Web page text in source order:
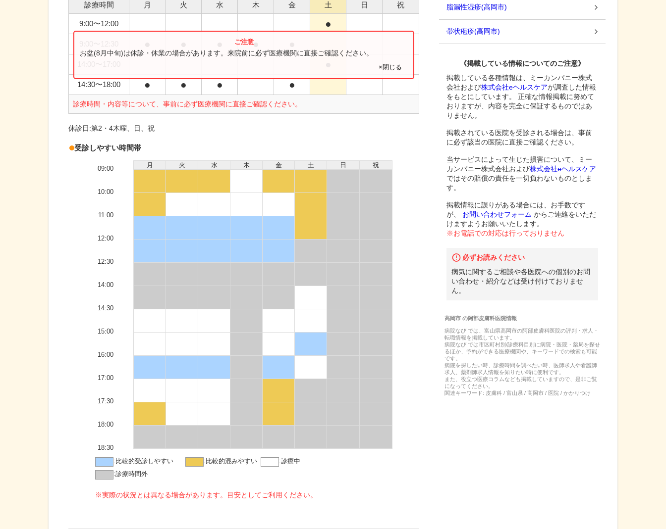
診療時間 月 火 水 木 金 土 日 祝
9:00〜12:00 ●
●
14:30〜18:00 ● ● ● ●
診療時間・内容等について、事前に必ず医療機関に直接ご確認ください。
お盆(8月中旬)は休診・休業の場合があります。来院前に必ず医療機関に直接ご確認ください。
×閉じる
休診日:第2・4木曜、日、祝
受診しやすい時間帯
月 火 水 木 金 土 日 祝
09:00
10:00
11:00
12:00
12:30
14:00
14:30
15:00
16:00
17:00
17:30
18:00
18:30
: 比較的受診しやすい : 比較的混みやすい :診療中
:診療時間外
※実際の状況とは異なる場合があります。目安としてご利用ください。
脂漏性湿疹(高岡市)
帯状疱疹(高岡市)
《掲載している情報についてのご注意》
掲載している各種情報は、ミーカンパニー株式
会社および株式会社eヘルスケアが調査した情報
をもとにしています。 正確な情報掲載に努めて
おりますが、内容を完全に保証するものではあ
りません。
掲載されている医院を受診される場合は、事前
に必ず該当の医院に直接ご確認ください。
当サービスによって生じた損害について、ミー
カンパニー株式会社および株式会社eヘルスケア
ではその賠償の責任を一切負わないものとしま
す。
掲載情報に誤りがある場合には、お手数です
が、
お問い合わせフォーム からご連絡をいただ
けますようお願いいたします。
※お電話での対応は行っておりません
必ずお読みください
病気に関するご相談や各医院への個別のお問
い合わせ・紹介などは受け付けておりませ
ん。
高岡市の阿部皮膚科医院情報
病院なび では、 富山県高岡市の阿部皮膚科医院の評判・求人・
転職情報を掲載しています。
病院なび では市区町村別/診療科目別に病院・医院・薬局を探せ
るほか、予約ができる医療機関や、キーワードでの検索も可能
です。
病院を探したい時、診療時間を調べたい時、医師求人や看護師
求人、薬剤師求人情報を知りたい時に便利です。
また、役立つ医療コラムなども掲載していますので、是非ご覧
になってください。
関連キーワード: 皮膚科 / 富山県 / 高岡市 / 医院 / かかりつけ